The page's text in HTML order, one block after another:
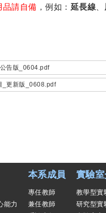
品請自備 ，例如： 延長線
告版_0604.pdf
_更新版_0608.pdf
能力
本系成員
專任教師
兼任教師
實驗
教學型實
研究型實